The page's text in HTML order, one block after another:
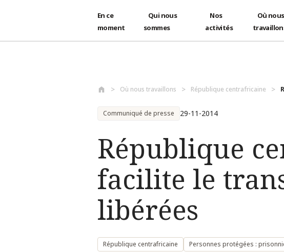
En ce
moment
Qui nous
sommes
Nos
activités
Où nous
Où nous travaillons République centrafricaine
Communiqué de presse 29-11-2014
République
facilite le
libérées
République centrafricaine Personnes protégées :